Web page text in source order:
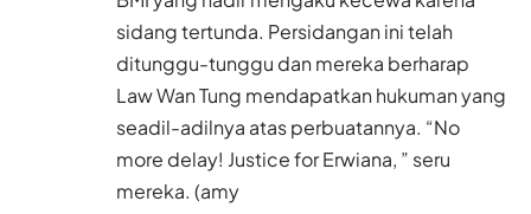
sidang tertunda. Persidangan ini telah
ditunggu-tunggu dan mereka berharap
Law Wan Tung mendapatkan hukuman yang
seadil-adilnya atas perbuatannya. “No
more delay! Justice for Erwiana, ” seru
mereka. (amy